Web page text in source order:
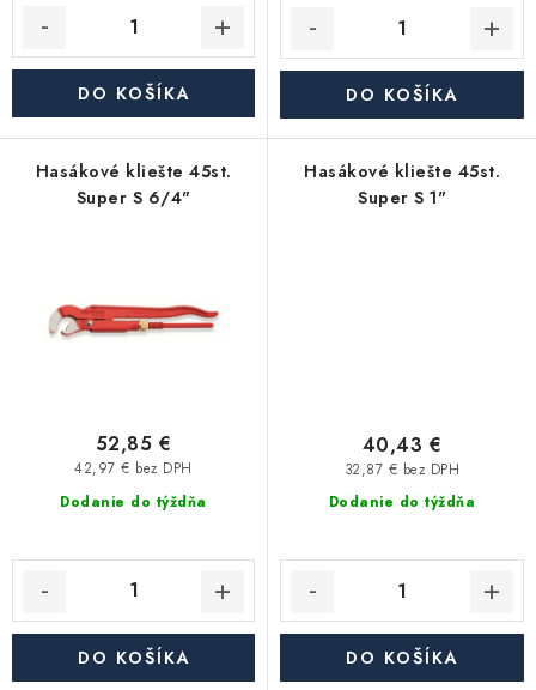
Spojovací materiál
Akcie, Zľavy
Reklamačné podmienky
DO KOŠÍKA DO KOŠÍKA
Hasákové kliešte 45st.
Super S 6/4"
Dodanie do týždňa
42,97 € bez DPH
52,85 €
DO KOŠÍKA
Hasákové kliešte 45st.
Super S 1"
Dodanie do týždňa
32,87 € bez DPH
40,43 €
DO KOŠÍKA